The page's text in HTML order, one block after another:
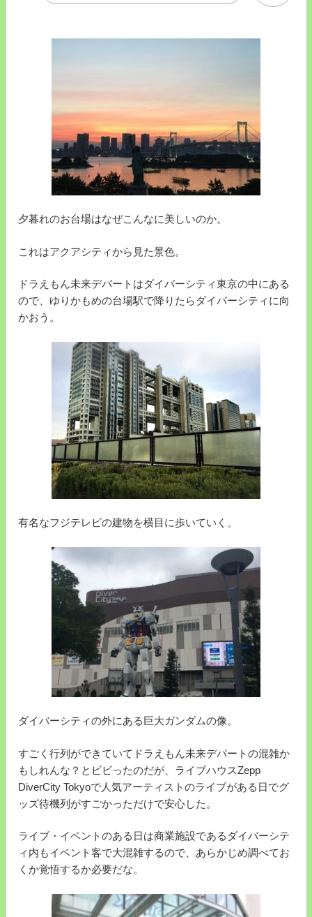
夕暮れのお台場はなぜこんなに美しいのか。
これはアクアシティから見た景色。
ドラえもん未来デパートはダイバーシティ東京の中にある
ので、ゆりかもめの台場駅で降りたらダイバーシティに向
かおう。
有名なフジテレビの建物を横目に歩いていく。
ダイバーシティの外にある巨大ガンダムの像。
すごく行列ができていてドラえもん未来デパートの混雑か
もしれんな？とビビったのだが、ライブハウスZepp
DiverCity Tokyoで人気アーティストのライブがある日でグ
ッズ待機列がすごかっただけで安心した。
ライブ・イベントのある日は商業施設であるダイバーシテ
ィ内もイベント客で大混雑するので、あらかじめ調べてお
くか覚悟するか必要だな。